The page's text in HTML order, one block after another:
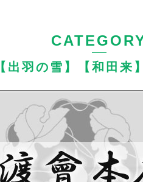
【出羽の雪】【和田来